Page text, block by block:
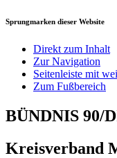
Sprungmarken dieser Website
Direkt zum Inhalt
Zur Navigation
Seitenleiste mit
Zum Fußbereich
BÜNDNIS 90/
Kreisverband